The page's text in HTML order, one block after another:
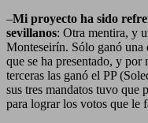
–Mi proyecto ha sido
sevillanos: Otra mentira, y
Monteseirín. Sólo ganó una
que se ha presentado, y
terceras las ganó el PP
sus tres mandatos tuvo que
para lograr los votos que le